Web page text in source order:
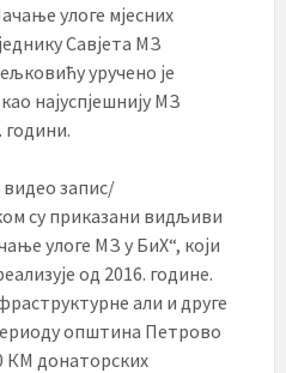
улоге мјесних
Савјета МЗ
уручено је
најуспјешнију МЗ
запис/
су приказани видљиви
улоге МЗ у БиХ“, који
од 2016. године.
али и друге
општина Петрово
КМ донаторских